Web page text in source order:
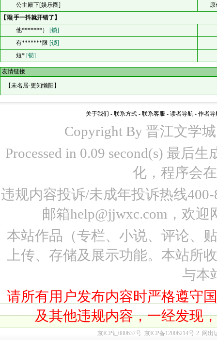
公主殿下[娱乐圈]
原
【雨|手一抖就开错了】
他*******） [锁]
有*******限 [锁]
短* [锁]
友情链接
【未名居·更知懒阳 】
关于我们 - 联系方式 - 联系客服 - 读者导航 - 作者导
Copyright By 晋江文学
Processed in 0.09 second(s) 最后
化，程序会
违规内容投诉/未成年投诉热线
邮箱help@jjwxc.com，欢
本站作品（专栏、小说、评论、
上传、存储及展示功能。本站所
与本
请所有用户发布内容时严格遵守
及其他违规内容，一经发现
京ICP证080637号 京ICP备12006214号-2 网出